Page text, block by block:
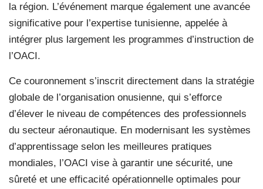
la région. L’événement marque également une avancée
significative pour l’expertise tunisienne, appelée à
intégrer plus largement les programmes d’instruction de
l’OACI.
Ce couronnement s’inscrit directement dans la stratégie
globale de l’organisation onusienne, qui s’efforce
d’élever le niveau de compétences des professionnels
du secteur aéronautique. En modernisant les systèmes
d’apprentissage selon les meilleures pratiques
mondiales, l’OACI vise à garantir une sécurité, une
sûreté et une efficacité opérationnelle optimales pour